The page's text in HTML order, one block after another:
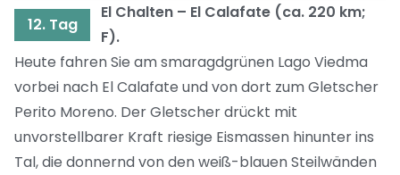
12. Tag
El Chalten – El Calafate (ca. 220 km;
F).
Heute fahren Sie am smaragdgrünen Lago Viedma
vorbei nach El Calafate und von dort zum Gletscher
Perito Moreno. Der Gletscher drückt mit
unvorstellbarer Kraft riesige Eismassen hinunter ins
Tal, die donnernd von den weiß-blauen Steilwänden